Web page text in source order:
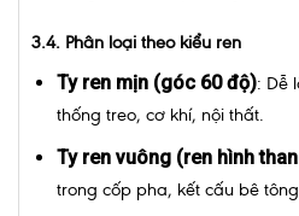
3.4. Phân loại theo kiểu ren
Ty ren mịn (góc 60 độ): Dễ
thống treo, cơ khí, nội thất.
Ty ren vuông (ren hình
trong cốp pha, kết cấu bê